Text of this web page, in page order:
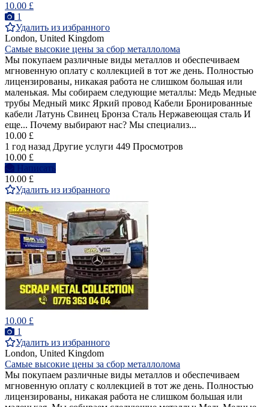
10.00 £
1
Удалить из избранного
London, United Kingdom
Самые высокие цены за сбор металлолома
Мы покупаем различные виды металлов и обеспечиваем
мгновенную оплату с коллекцией в тот же день. Полностью
лицензированы, никакая работа не слишком большая или
маленькая. Мы собираем следующие металлы: Медь Медные
трубы Медный микс Яркий провод Кабели Бронированные
кабели Латунь Свинец Бронза Сталь Нержавеющая сталь И
еще... Почему выбирают нас? Мы специализ...
10.00 £
1 год назад Другие услуги 449 Просмотров
10.00 £
Написать
10.00 £
Удалить из избранного
10.00 £
1
Удалить из избранного
London, United Kingdom
Самые высокие цены за сбор металлолома
Мы покупаем различные виды металлов и обеспечиваем
мгновенную оплату с коллекцией в тот же день. Полностью
лицензированы, никакая работа не слишком большая или